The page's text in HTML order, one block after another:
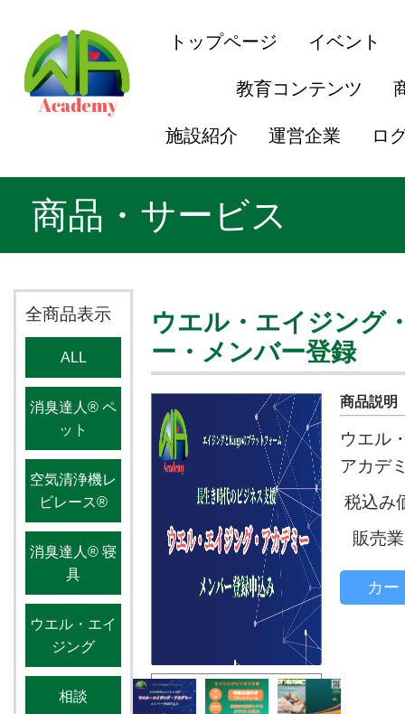
トップページ イベント
教育コンテンツ
施設紹介 運営企業 ロ
商品・サービス
全商品表示
ALL
消臭達人®️ ペ
ット
空気清浄機レ
ビレース®️
消臭達人®️ 寝
具
ウエル・エイ
ジング
相談
ウエル・エイジング
ー・メンバー登録
商品説明
ウエル
アカデ
税込み
販売
カー